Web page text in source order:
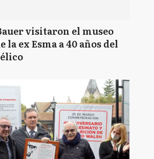
visitaron el museo
la ex Esma a 40 años del